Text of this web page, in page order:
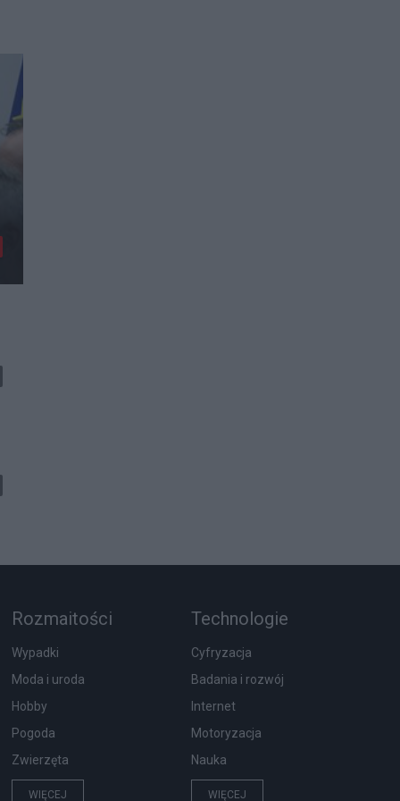
Rozmaitości
Wypadki
Moda i uroda
Hobby
Pogoda
Zwierzęta
WIĘCEJ
Technologie
Cyfryzacja
Badania i rozwój
Internet
Motoryzacja
Nauka
WIĘCEJ